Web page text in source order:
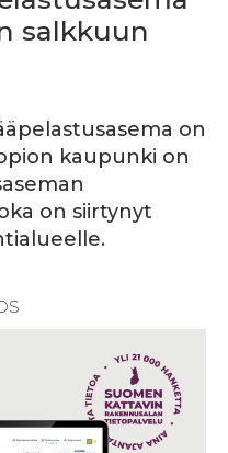
salkkuun
on
kaupunki on
on siirtynyt